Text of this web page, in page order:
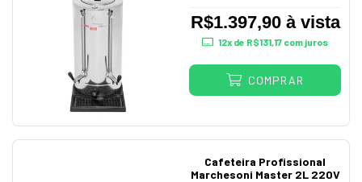
R$1.397,90 à vista
12x de R$131,17com juros
COMPRAR
Cafeteira Profissional
Marchesoni Master 2L 220V